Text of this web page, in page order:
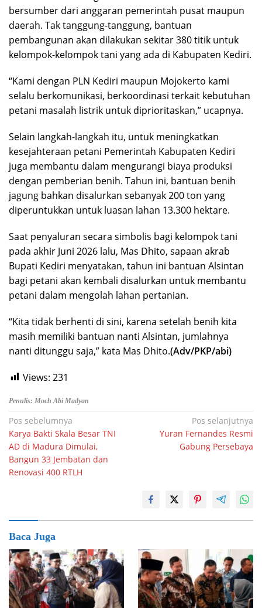
bersumber dari anggaran pemerintah pusat maupun
daerah. Tak tanggung-tanggung, bantuan
pembangunan akan dilakukan sekitar 380 titik untuk
kelompok-kelompok tani yang ada di Kabupaten Kediri.
“Kami dengan PLN Kediri maupun Mojokerto kami
selalu berkomunikasi, berkoordinasi terkait kebutuhan
petani masalah listrik untuk diprioritaskan,” ucapnya.
Selain langkah-langkah itu, untuk meningkatkan
kesejahteraan petani Pemerintah Kabupaten Kediri
juga membantu dalam mengurangi biaya produksi
dengan pemberian benih. Tahun ini, bantuan benih
jagung bahkan disalurkan sebanyak 200 ton yang
diperuntukkan untuk luasan lahan 13.300 hektare.
Saat penyaluran secara simbolis bagi kelompok tani
pada akhir Juni 2026 lalu, Mas Dhito, sapaan akrab
Bupati Kediri menyatakan, tahun ini bantuan Alsintan
bagi petani akan kembali disalurkan untuk membantu
petani dalam mengolah lahan pertanian.
“Kita tidak berhenti di sini, karena setelah benih kita
masih memiliki bantuan nanti Alsintan, jumlahnya
nanti ditunggu saja,” kata Mas Dhito.(Adv/PKP/abi)
Views: 231
Penulis: Moch Abi Madyan
Navigasi
pos
Pos sebelumnya
Karya Bakti Skala Besar TNI
AD di Madura Dimulai,
Bangun 33 Jembatan dan
Renovasi 400 RTLH
Pos selanjutnya
Yuran Fernandes Resmi
Gabung Persebaya
Baca Juga